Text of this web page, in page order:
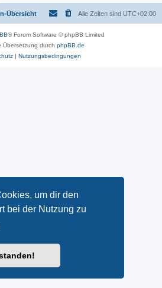
um dir den
bei der Nutzung zu
Übersicht Alle Zeiten sind UTC+02:00
® Forum Software © phpBB Limited
Übersetzung durch phpBB.de
| Nutzungsbedingungen